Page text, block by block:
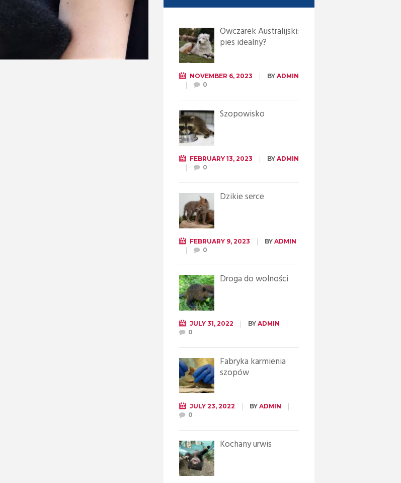
Owczarek Australijski:
pies idealny?
NOVEMBER 6, 2023 BY ADMIN
0
Szopowisko
FEBRUARY 13, 2023 BY ADMIN
0
Dzikie serce
FEBRUARY 9, 2023 BY ADMIN
0
Droga do wolności
JULY 31, 2022 BY ADMIN
0
Fabryka karmienia
szopów
JULY 23, 2022 BY ADMIN
0
Kochany urwis